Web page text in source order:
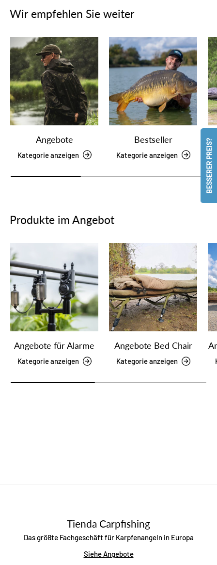
Wir empfehlen Sie weiter
Angebote
Kategorie anzeigen
Bestseller
Kategorie anzeigen
Produkte im Angebot
Angebote für Alarme
Kategorie anzeigen
Angebote Bed Chair
Kategorie anzeigen
Tienda Carpfishing
Das größte Fachgeschäft für Karpfenangeln in Europa
Siehe Angebote
BESSERER PREIS?